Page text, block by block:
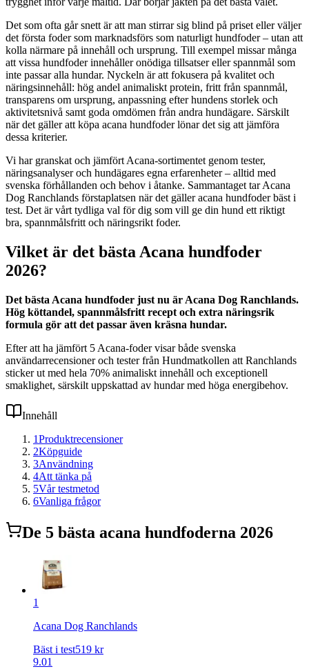
Det som ofta går snett är att man stirrar sig blind på priset eller väljer
det första foder som marknadsförs som naturligt hundfoder – utan att
kolla närmare på innehåll och ursprung. Till exempel missar många
att vissa hundfoder innehåller onödiga tillsatser eller spannmål som
inte passar alla hundar. Nyckeln är att fokusera på kvalitet och
näringsinnehåll: hög andel animaliskt protein, fritt från spannmål,
transparens om ursprung, anpassning efter hundens storlek och
aktivitetsnivå samt goda omdömen från andra hundägare. Särskilt
när det gäller att köpa acana hundfoder lönar det sig att jämföra
dessa kriterier.
Vi har granskat och jämfört Acana-sortimentet genom tester,
näringsanalyser och hundägares egna erfarenheter – alltid med
svenska förhållanden och behov i åtanke. Sammantaget tar Acana
Dog Ranchlands förstaplatsen när det gäller acana hundfoder bäst i
test. Det är vårt tydliga val för dig som vill ge din hund ett riktigt
bra, spannmålsfritt och näringsrikt foder.
Vilket är det bästa Acana hundfoder
2026?
Det bästa Acana hundfoder just nu är Acana Dog Ranchlands.
Hög köttandel, spannmålsfritt recept och extra näringsrik
formula gör att det passar även kräsna hundar.
Efter att ha jämfört 5 Acana-foder visar både svenska
användarrecensioner och tester från Hundmatkollen att Ranchlands
sticker ut med hela 70% animaliskt innehåll och exceptionell
smaklighet, särskilt uppskattad av hundar med höga energibehov.
Innehåll
1Produktrecensioner
2Köpguide
3Användning
4Att tänka på
5Vår testmetod
6Vanliga frågor
De 5 bästa acana hundfoderna 2026
1
Acana Dog Ranchlands
Bäst i test519 kr
9.01